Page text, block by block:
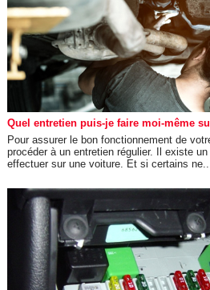
Quel entretien puis-je faire moi-même
Pour assurer le bon fonctionnement de
procéder à un entretien régulier. Il existe
effectuer sur une voiture. Et si certains ne...